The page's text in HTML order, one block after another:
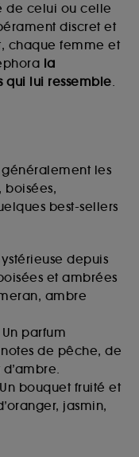
de celui ou celle
discret et
chaque femme et
la
qui lui ressemble.
les
boisées,
best-sellers
depuis
et ambrées
ambre
parfum
de pêche, de
bouquet fruité et
jasmin,